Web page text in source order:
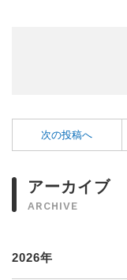
次の投稿へ
アーカイブ
ARCHIVE
2026年